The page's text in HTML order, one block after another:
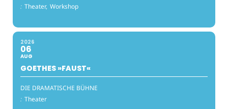
: Theater, Workshop
2026
06
AUG
GOETHES »FAUST«
DIE DRAMATISCHE BÜHNE
: Theater